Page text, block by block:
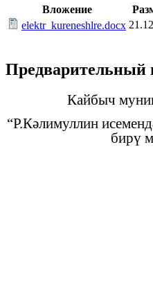
Вложение
elektr_kureneshlre.docx
Предварительный
Кайбыч
“Р.Кәлимуллин
бирү